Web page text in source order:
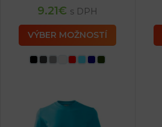
9.21€ s DPH
VÝBER MOŽNOSTÍ